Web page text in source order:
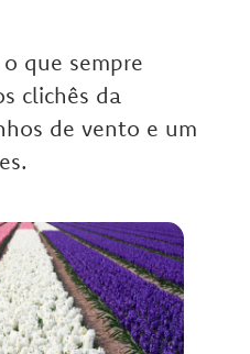
que sempre
clichês da
de vento e um